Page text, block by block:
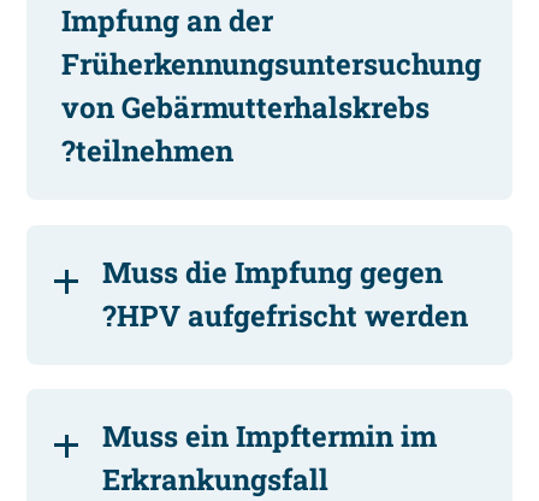
Impfung an der
Früherkennungsuntersuchung
von Gebärmutterhalskrebs
teilnehmen?
Muss die Impfung gegen
HPV aufgefrischt werden?
Muss ein Impftermin im
Erkrankungsfall